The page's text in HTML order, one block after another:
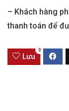
– Khách hàng
thanh toán để
Lưu
0